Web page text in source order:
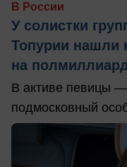
В России
У солистки
Топурии нашли
на
В активе певицы —
подмосковный